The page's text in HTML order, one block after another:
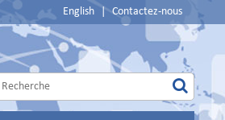
English | Contactez-nous